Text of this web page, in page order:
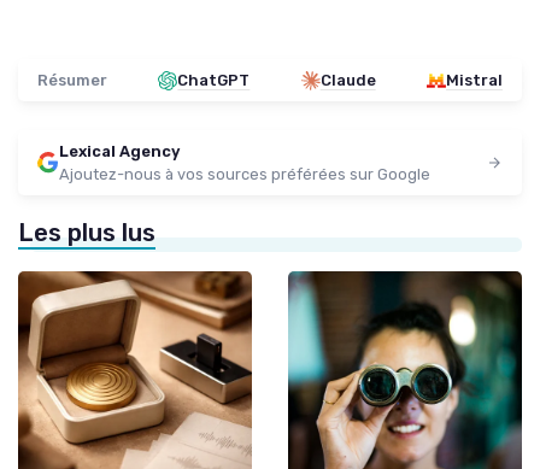
Résumer ChatGPT Claude Mistral
Lexical Agency
Ajoutez-nous à vos sources préférées sur Google
Les plus lus